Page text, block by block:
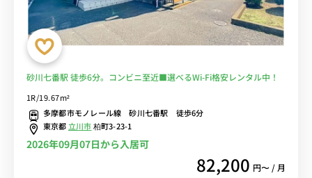
砂川七番駅 徒歩6分。コンビニ至近■選べるWi-Fi格安レンタル中！
1R/19.67m²
多摩都市モノレール線 砂川七番駅 徒歩6分
東京都立川市柏町3-23-1
2026年09月07日から入居可
82,200 円〜 / 月